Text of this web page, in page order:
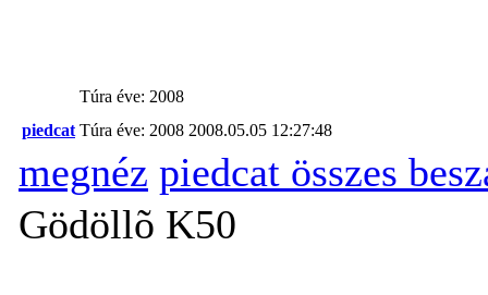
Túra éve: 2008
piedcat Túra éve: 2008 2008.05.05 12:27:48
megnéz piedcat összes
Gödöllõ K50